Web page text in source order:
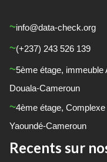
info@data-check.org
(+237) 243 526 139
5ème étage, immeuble
Douala-Cameroun
4ème étage,
Yaoundé-Cameroun
Recents sur